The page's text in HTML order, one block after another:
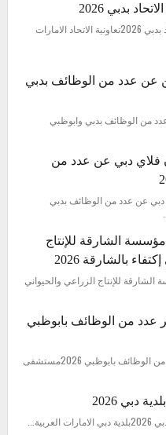
بدبي 2026
وظيفة في تعاونية الاتحاد بدبي 2026تعاونية الاتحاد الامارات
عن عدد من الوظائف بدبي
من الوظائف بدبي وابوظبي
فلاي دبي عن عدد من
عن عدد من الوظائف بدبي
الشارقة للإنتاج
بالشارقة 2026
للإنتاج الزراعي والحيواني
عدد من الوظائف بابوظبي
مستشفى ريم توفر عدد من الوظائف بابوظبي 2026مستشفى
دبي 2026